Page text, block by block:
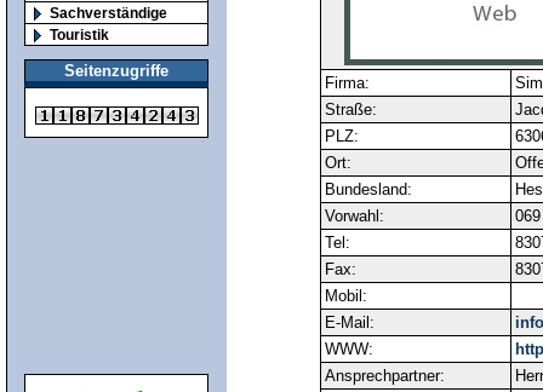
Sachverständige
Touristik
Seitenzugriffe
Firma:
Straße:
PLZ:
Ort:
Bundesland:
Vorwahl:
069
Tel:
Fax:
Mobil:
E-Mail:
WWW:
Ansprechpartner: